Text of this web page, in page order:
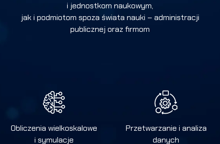
i jednostkom naukowym,
jak i podmiotom spoza świata nauki – administracji
publicznej oraz firmom
Obliczenia wielkoskalowe
i symulacje
Przetwarzanie i analiza
danych